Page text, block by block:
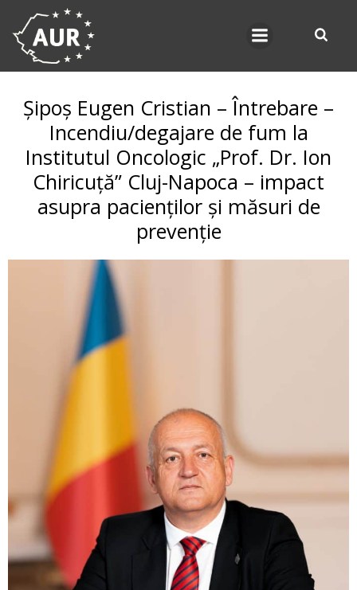
Șipoș Eugen Cristian – Întrebare –
Incendiu/degajare de fum la
Institutul Oncologic „Prof. Dr. Ion
Chiricuță” Cluj-Napoca – impact
asupra pacienților și măsuri de
prevenție